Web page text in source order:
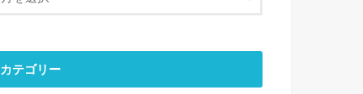
カテゴリー